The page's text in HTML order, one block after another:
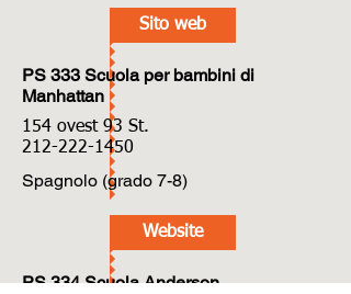
Sito web
PS 333 Scuola per bambini di
Manhattan
154 ovest 93 St.
212-222-1450
Spagnolo (grado 7-8)
Website
PS 334 Scuola Anderson